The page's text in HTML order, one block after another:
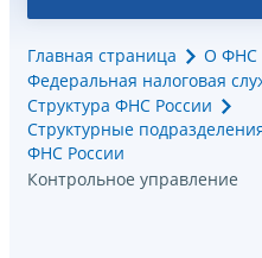
Главная страница
О ФНС
Федеральная налоговая
Структура ФНС России
Структурные
ФНС России
Контрольное управление